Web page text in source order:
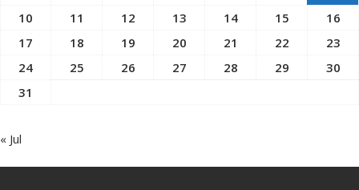
10
11 12 13 14 15
16
17
18 19 20 21 22
23
24
25 26 27 28 29
30
31
« Jul